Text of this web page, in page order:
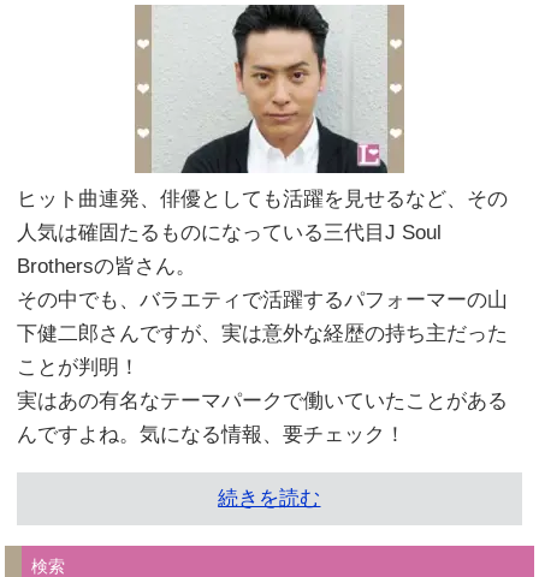
ヒット曲連発、俳優としても活躍を見せるなど、その
人気は確固たるものになっている三代目J Soul
Brothersの皆さん。
その中でも、バラエティで活躍するパフォーマーの山
下健二郎さんですが、実は意外な経歴の持ち主だった
ことが判明！
実はあの有名なテーマパークで働いていたことがある
んですよね。気になる情報、要チェック！
続きを読む
検索